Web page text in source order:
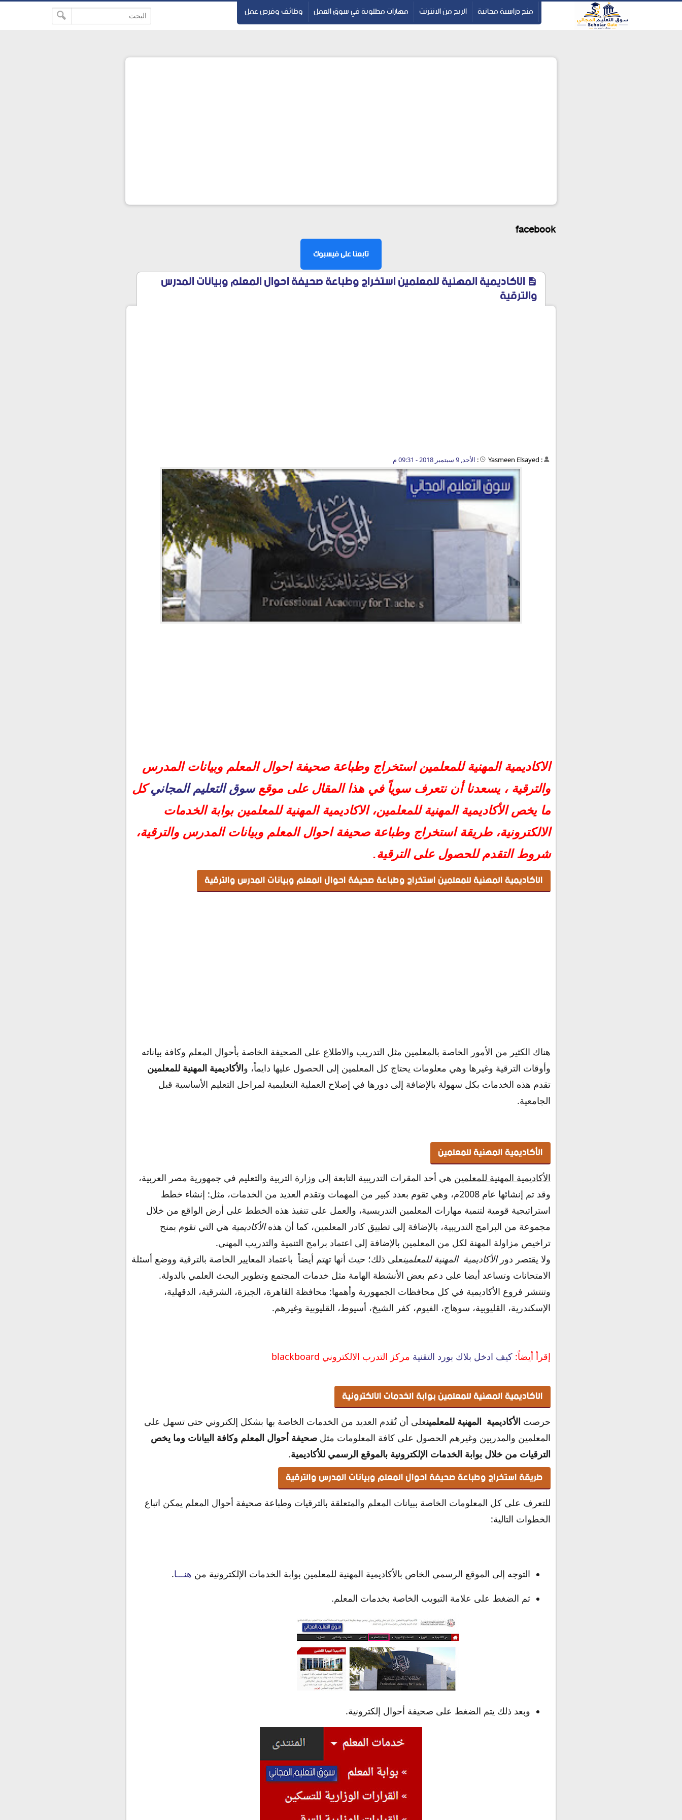
--> منح دراسية مجانية الربح من الانترنت مهارات مطلوبة في سوق العمل وظائف وفرص عمل
facebook
تابعنا على فيسبوك
الاكاديمية المهنية للمعلمين استخراج وطباعة صحيفة احوال المعلم وبيانات المدرس
والترقية
:
Yasmeen Elsayed
: الأحد, 9 سبتمبر 2018 - 09:31 م
الاكاديمية المهنية للمعلمين استخراج وطباعة صحيفة احوال المعلم وبيانات المدرس والترقية
الأكاديمية المهنية للمعلمين
الاكاديمية المهنية للمعلمين بوابة الخدمات الالكترونية
طريقة استخراج وطباعة صحيفة احوال المعلم وبيانات المدرس والترقية
شروط التقدم للحصول على الترقية
الاكاديمية المهنية للمعلمين استخراج وطباعة صحيفة احوال المعلم وبيانات المدرس
والترقية ، يسعدنا أن نتعرف سوياً في هذا المقال على موقعسوق التعليم المجانيكل
ما يخص الأكاديمية المهنية للمعلمين، الاكاديمية المهنية للمعلمين بوابة الخدمات
الالكترونية، طريقة استخراج وطباعة صحيفة احوال المعلم وبيانات المدرس والترقية،
شروط التقدم للحصول على الترقية.
الاكاديمية المهنية للمعلمين استخراج وطباعة صحيفة احوال المعلم وبيانات المدرس والترقية
هناك الكثير من الأمور الخاصة بالمعلمين مثل التدريب والاطلاع على الصحيفة الخاصة بأحوال المعلم وكافة بياناته
وأوقات الترقية وغيرها وهي معلومات يحتاج كل المعلمين إلى الحصول عليها دايماً، والأكاديمية المهنية للمعلمين
تقدم هذه الخدمات بكل سهولة بالإضافة إلى دورها في إصلاح العملية التعليمية لمراحل التعليم الأساسية قبل
الجامعية.
الأكاديمية المهنية للمعلمين
الأكاديمية المهنية للمعلمين هي أحد المقرات التدريبية التابعة إلى وزارة التربية والتعليم في جمهورية مصر العربية،
وقد تم إنشائها عام 2008م، وهي تقوم بعدد كبير من المهمات وتقدم العديد من الخدمات، مثل: إنشاء خطط
استراتيجية قومية لتنمية مهارات المعلمين التدريسية، والعمل على تنفيذ هذه الخطط على أرض الواقع من خلال
مجموعة من البرامج التدريبية، بالإضافة إلى تطبيق كادر المعلمين، كما أن هذهالأكاديمية هي التي تقوم بمنح
تراخيص مزاولة المهنة لكل من المعلمين بالإضافة إلى اعتماد برامج التنمية والتدريب المهني.
ولا يقتصر دورالأكاديمية المهنية للمعلمينعلى ذلك؛ حيث أنها تهتم أيضاً باعتماد المعايير الخاصة بالترقية ووضع أسئلة
الامتحانات وتساعد أيضا على دعم بعض الأنشطة الهامة مثل خدمات المجتمع وتطوير البحث العلمي بالدولة.
وتنتشر فروع الأكاديمية في كل محافظات الجمهورية وأهمها: محافظة القاهرة، الجيزة، الشرقية، الدقهلية،
الإسكندرية، القليوبية، سوهاج، الفيوم، كفر الشيخ، أسيوط، القليوبية وغيرهم.
إقرأ أيضاً: كيف ادخل بلاك بورد التقنية مركز التدرب الالكتروني blackboard
الاكاديمية المهنية للمعلمين بوابة الخدمات الالكترونية
حرصت الأكاديمية المهنية للمعلمينعلى أن تُقدم العديد من الخدمات الخاصة بها بشكل إلكتروني حتى تسهل على
المعلمين والمدربين وغيرهم الحصول على كافة المعلومات مثل صحيفة أحوال المعلم وكافة البيانات وما يخص
الترقيات من خلال بوابة الخدمات الإلكترونية بالموقع الرسمي للأكاديمية.
طريقة استخراج وطباعة صحيفة احوال المعلم وبيانات المدرس والترقية
للتعرف على كل المعلومات الخاصة ببيانات المعلم والمتعلقة بالترقيات وطباعة صحيفة أحوال المعلم يمكن اتباع
الخطوات التالية:
التوجه إلى الموقع الرسمي الخاص بالأكاديمية المهنية للمعلمين بوابة الخدمات الإلكترونية من هنـــا.
ثم الضغط على علامة التبويب الخاصة بخدمات المعلم.
وبعد ذلك يتم الضغط على صحيفة أحوال إلكترونية.